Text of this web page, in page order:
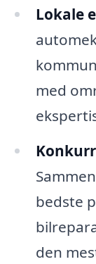
Lokale
med
bedste
den